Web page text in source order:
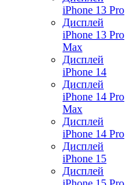
iPhone 13 Pro
Дисплей
iPhone 13 Pro
Max
Дисплей
iPhone 14
Дисплей
iPhone 14 Pro
Max
Дисплей
iPhone 14 Pro
Дисплей
iPhone 15
Дисплей